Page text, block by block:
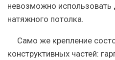
невозможно использовать
натяжного потолка.
Само же крепление
конструктивных частей: